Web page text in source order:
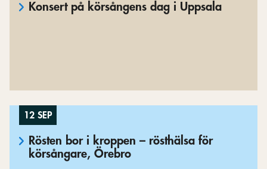
Konsert på körsångens dag i Uppsala
12 SEP
Rösten bor i kroppen – rösthälsa för
körsångare, Örebro